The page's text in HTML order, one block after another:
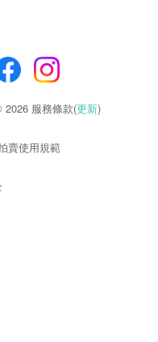
2026 服務條款(更新)
賣使用規範